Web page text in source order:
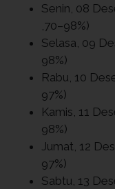
Senin, 08
,70–98%)
Selasa, 09
98%)
Rabu, 10
97%)
Kamis, 11
98%)
Jumat, 12
97%)
Sabtu, 13